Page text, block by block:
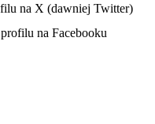
na X (dawniej Twitter)
karcie na Facebooku